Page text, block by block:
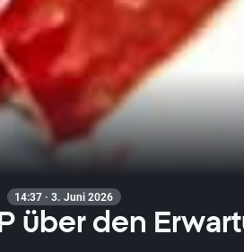
14:37 · 3. Juni 2026
über den